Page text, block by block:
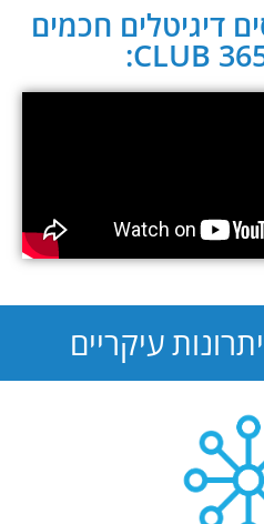
דיגיטלים חכמים